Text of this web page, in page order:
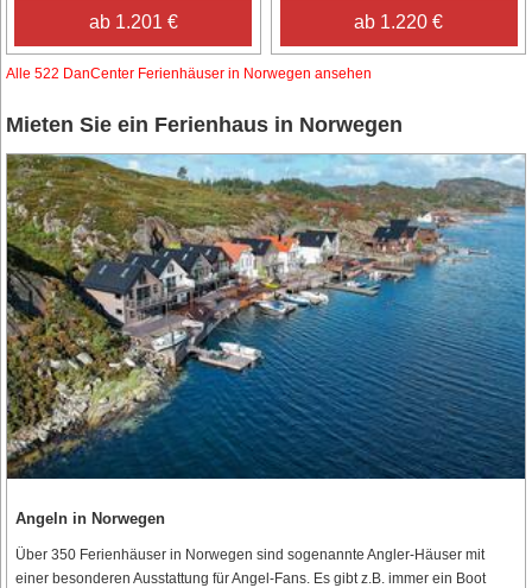
ab 1.201 € ab 1.220 €
Alle 522 DanCenter Ferienhäuser in Norwegen ansehen
Mieten Sie ein Ferienhaus in Norwegen
Angeln in Norwegen
Über 350 Ferienhäuser in Norwegen sind sogenannte Angler-Häuser mit
einer besonderen Ausstattung für Angel-Fans. Es gibt z.B. immer ein Boot